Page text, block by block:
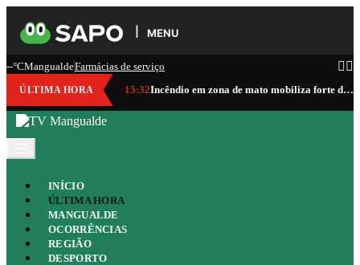
MENU
--°CMangualdeFarmácias de serviço
ÚLTIMA HORA 15:32 Incêndio em zona de mato mobiliza forte dispositivo em Mangualde
INÍCIO
ÚLTIMA HORA
MANGUALDE
OCORRÊNCIAS
REGIÃO
DESPORTO